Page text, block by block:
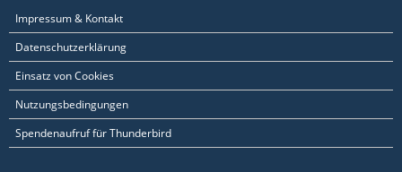
Impressum & Kontakt
Datenschutzerklärung
Einsatz von Cookies
Nutzungsbedingungen
Spendenaufruf für Thunderbird